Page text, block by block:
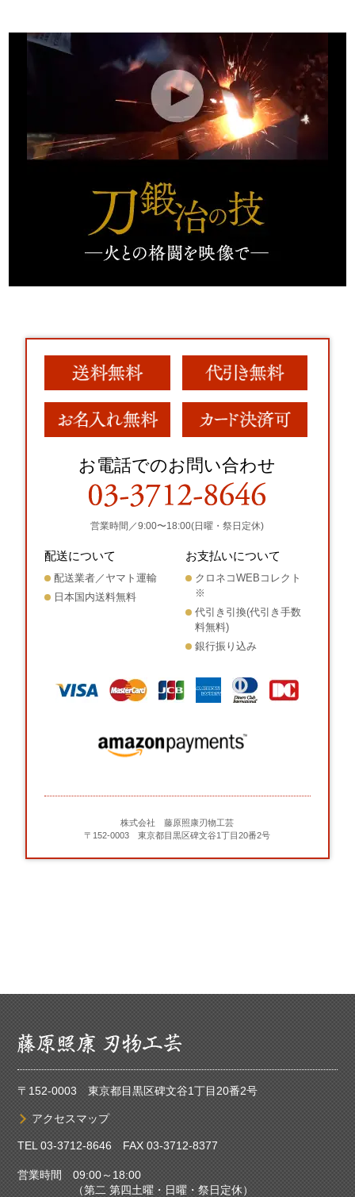
お電話でのお問い合わせ
営業時間／9:00〜18:00(日曜・祭日定休)
配送について
配送業者／ヤマト運輸
日本国内送料無料
お支払いについて
クロネコWEBコレクト
※
代引き引換(代引き手数
料無料)
銀行振り込み
株式会社 藤原照康刃物工芸
〒152-0003 東京都目黒区碑文谷1丁目20番2号
〒152-0003 東京都目黒区碑文谷1丁目20番2号
アクセスマップ
TEL03-3712-8646FAX 03-3712-8377
営業時間 09:00～18:00
（第二 第四土曜・日曜・祭日定休）